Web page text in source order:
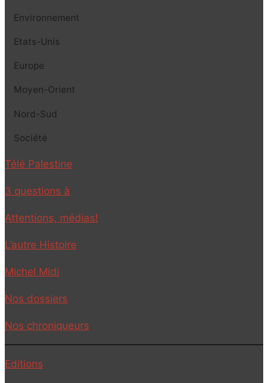
Environnement
Etats-Unis
Europe
Moyen-Orient
Nord-Sud
Société
Télé Palestine
3 questions à
Attentions, médias!
L’autre Histoire
Michel Midi
Nos dossiers
Nos chroniqueurs
Editions